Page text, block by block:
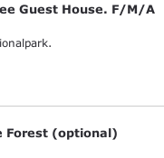
Guest House. F/M/A
Forest (optional)